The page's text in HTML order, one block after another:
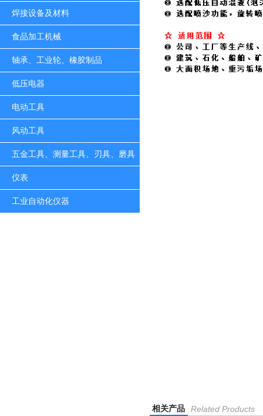
焊接设备及材料
食品加工机械
轴承、工业轮、橡胶制品
低压电器
电动工具
风动工具
五金工具、测量工具、刃具、磨具
仪表
工业自动化仪器
相关产品 Related Products